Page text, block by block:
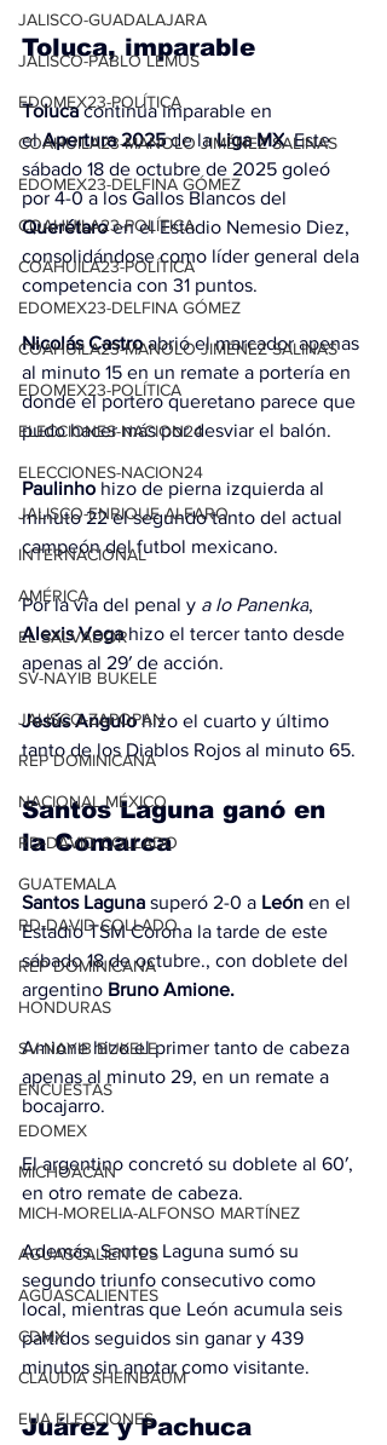
JALISCO-GUADALAJARA
JALISCO-PABLO LEMUS
EDOMEX23-POLÍTICA
COAHUILA23-MANOLO JIMÉNEZ SALINAS
EDOMEX23-DELFINA GÓMEZ
COAHUILA23-POLÍTICA
COAHUILA23-POLÍTICA
EDOMEX23-DELFINA GÓMEZ
COAHUILA23-MANOLO JIMÉNEZ SALINAS
EDOMEX23-POLÍTICA
ELECCIONES-NACION24
ELECCIONES-NACION24
JALISCO-ENRIQUE ALFARO
INTERNACIONAL
AMÉRICA
EL SALVADOR
SV-NAYIB BUKELE
JALISCO-ZAPOPAN
REP DOMINICANA
NACIONAL MÉXICO
RD-DAVID COLLADO
GUATEMALA
RD-DAVID COLLADO
REP DOMINICANA
HONDURAS
SV-NAYIB BUKELE
ENCUESTAS
EDOMEX
MICHOACÁN
MICH-MORELIA-ALFONSO MARTÍNEZ
AGUASCALIENTES
AGUASCALIENTES
CDMX
CLAUDIA SHEINBAUM
EUA ELECCIONES
Toluca, imparable
Toluca continúa imparable en
el Apertura 2025 de la Liga MX. Este
sábado 18 de octubre de 2025 goleó
por 4-0 a los Gallos Blancos del
Querétaro en el Estadio Nemesio Diez,
consolidándose como líder general dela
competencia con 31 puntos.
Nicolás Castro abrió el marcador apenas
al minuto 15 en un remate a portería en
donde el portero queretano parece que
pudo hacer más por desviar el balón.
Paulinho hizo de pierna izquierda al
minuto 22 el segundo tanto del actual
campeón del futbol mexicano.
Por la vía del penal y a lo Panenka,
Alexis Vega hizo el tercer tanto desde
apenas al 29′ de acción.
Jesús Angulo hizo el cuarto y último
tanto de los Diablos Rojos al minuto 65.
Santos Laguna ganó en
la Comarca
Santos Laguna superó 2-0 a León en el
Estadio TSM Corona la tarde de este
sábado 18 de octubre., con doblete del
argentino Bruno Amione.
Amione hizo el primer tanto de cabeza
apenas al minuto 29, en un remate a
bocajarro.
El argentino concretó su doblete al 60′,
en otro remate de cabeza.
Además, Santos Laguna sumó su
segundo triunfo consecutivo como
local, mientras que León acumula seis
partidos seguidos sin ganar y 439
minutos sin anotar como visitante.
Juárez y Pachuca